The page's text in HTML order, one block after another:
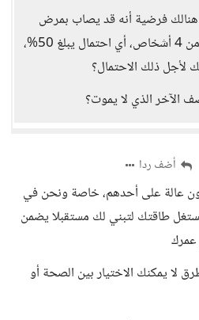
هنالك فرضية أنه قد يصاب بمرض
خبيث، كل شخصين من 4 أشخاص، أي احتمال يبلغ 50%،
لأجل ذلك الاحتمال؟
الآخر الذي لا يموت؟
أضف ردا
عالة على أحدهم، خاصة ونحن في
طاقتك لتبني لك مستقبلا يضمن
عمرك
لا يمكنك الاختيار بين الصحة أو